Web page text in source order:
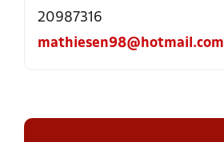
20987316
mathiesen98@hotmail.com